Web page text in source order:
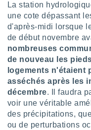
pas
de
vous
à
notre
cas,
La station
une cote dépassant
d'après-midi lorsque
de début novembre
nombreuses
de nouveau les
logements n'étaient
asséchés après les
décembre. Il faudra
voir une véritable
des précipitations,
ou de perturbations